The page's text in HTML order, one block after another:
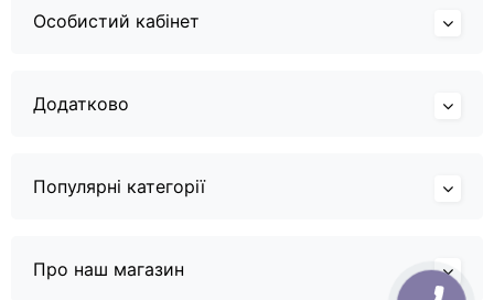
Особистий кабінет
Додатково
Популярні категорії
Про наш магазин